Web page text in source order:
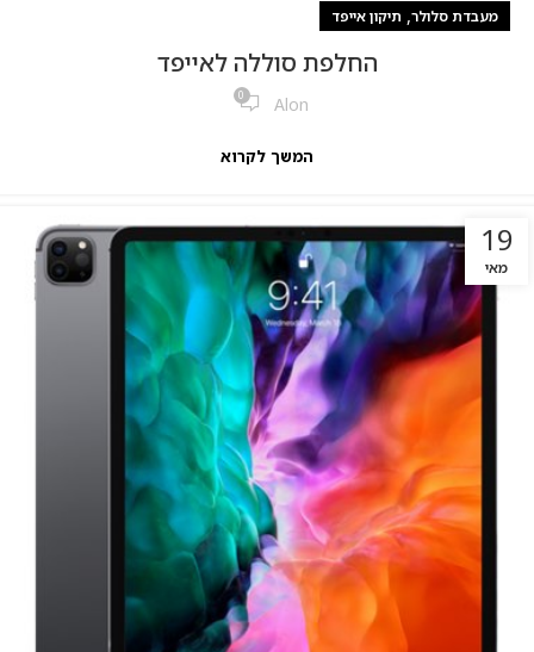
מעבדת סלולר, תיקון אייפד
החלפת סוללה לאייפד
Alon
0
המשך לקרוא
19
מאי